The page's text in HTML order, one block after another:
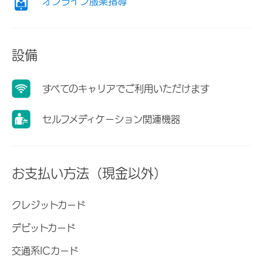
設備
すべてのキャリアでご利用いただけます
セルフメディケーション関連機器
お支払い方法（現金以外）
クレジットカード
デビットカード
交通系ICカード